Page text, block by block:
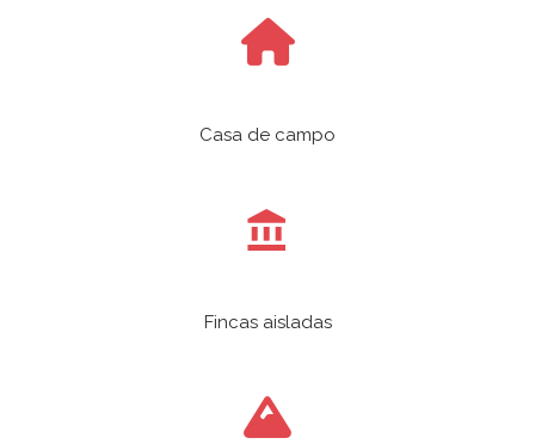
Casa de campo
Fincas aisladas